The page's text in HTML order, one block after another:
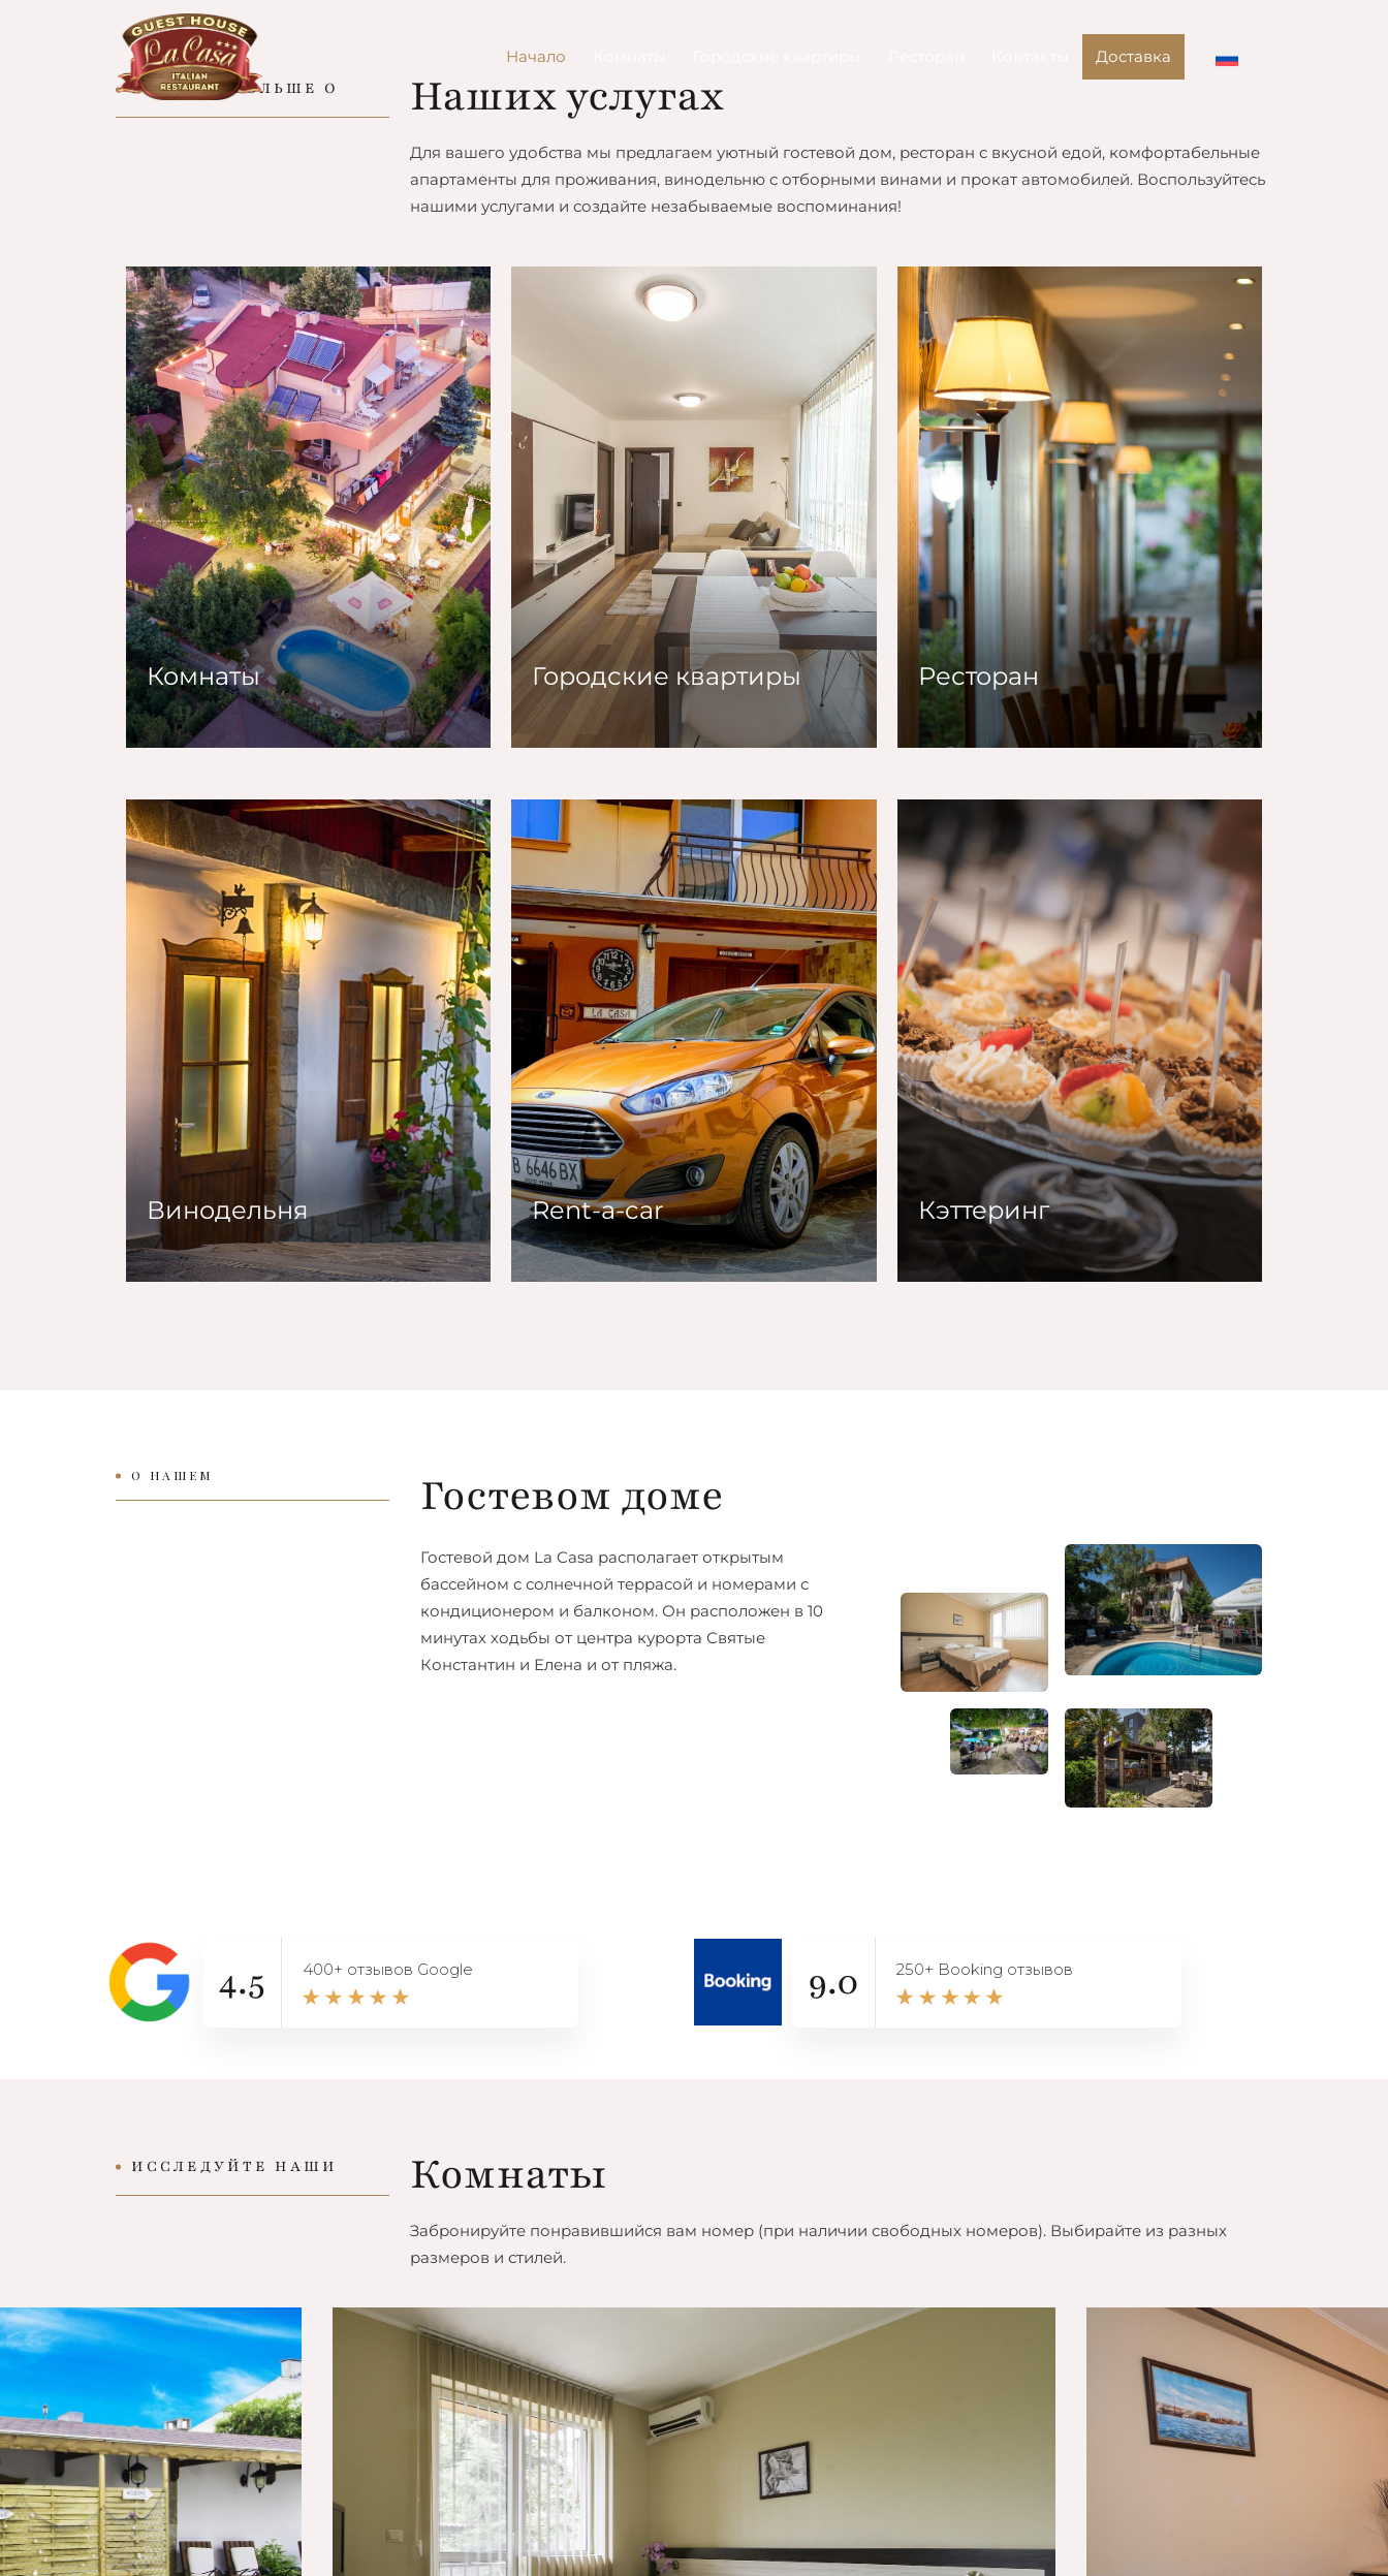
Начало
Доставка
УЗНАЙТЕ БОЛЬШЕ О
Наших услугах
Для вашего удобства мы предлагаем уютный гостевой дом, ресторан с вкусной едой, комфортабельные
апартаменты для проживания, винодельню с отборными винами и прокат автомобилей. Воспользуйтесь
нашими услугами и создайте незабываемые воспоминания!
Комнаты Городские квартиры Ресторан
Винодельня Rent-a-car Кэттеринг
О НАШЕМ Гостевом доме
Гостевой дом La Casa располагает открытым
бассейном с солнечной террасой и номерами с
кондиционером и балконом. Он расположен в 10
минутах ходьбы от центра курорта Святые
Константин и Елена и от пляжа.
4.5 400+ отзывов Google 9.0 250+ Booking отзывов
ИССЛЕДУЙТЕ НАШИ Комнаты
Забронируйте понравившийся вам номер (при наличии свободных номеров). Выбирайте из разных
размеров и стилей.